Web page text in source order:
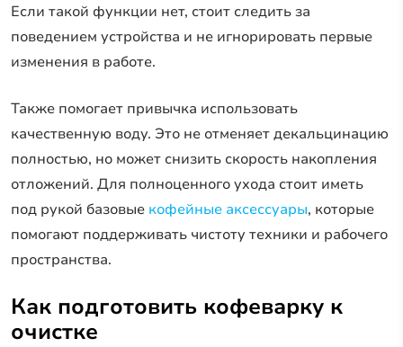
Если такой функции нет, стоит следить за
поведением устройства и не игнорировать первые
изменения в работе.
Также помогает привычка использовать
качественную воду. Это не отменяет декальцинацию
полностью, но может снизить скорость накопления
отложений. Для полноценного ухода стоит иметь
под рукой базовые кофейные аксессуары, которые
помогают поддерживать чистоту техники и рабочего
пространства.
Как подготовить кофеварку к
очистке